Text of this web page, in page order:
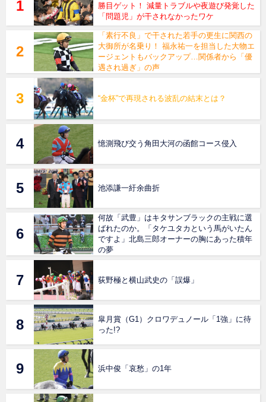
勝目ゲット！ 減量トラブルや夜遊び発覚した
「問題児」が干されなかったワケ
「素行不良」で干された若手の更生に関西の
大御所が名乗り！ 福永祐一を担当した大物エ
ージェントもバックアップ…関係者から「優
遇され過ぎ」の声
“金杯”で再現される波乱の結末とは？
憶測飛び交う角田大河の函館コース侵入
池添謙一紆余曲折
何故「武豊」はキタサンブラックの主戦に選
ばれたのか。「タケユタカという馬がいたん
ですよ」北島三郎オーナーの胸にあった積年
の夢
荻野極と横山武史の「誤爆」
皐月賞（G1）クロワデュノール「1強」に待
った!?
浜中俊「哀愁」の1年